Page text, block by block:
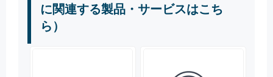
に関連する製品・サービスはこち
ら）